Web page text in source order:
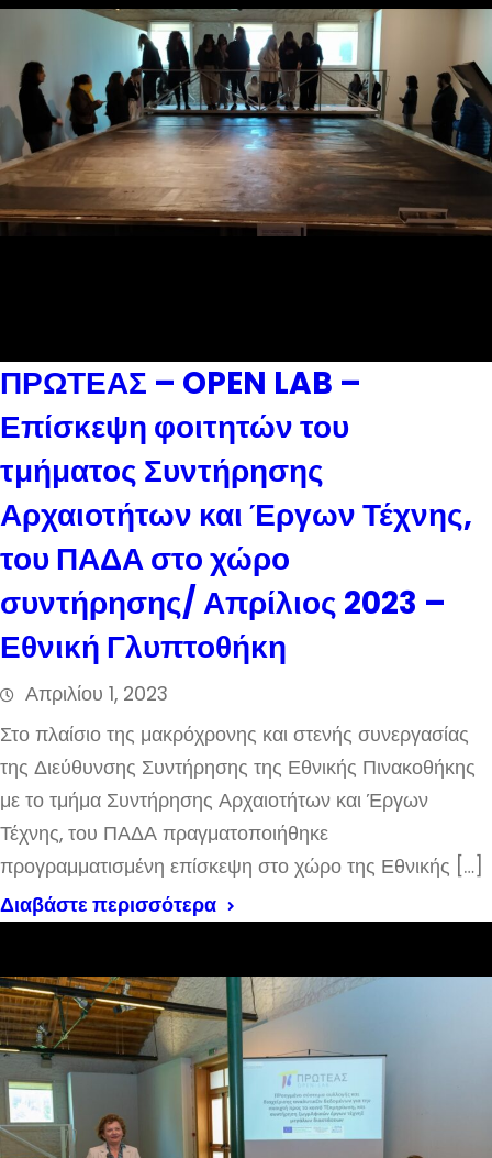
ΠΡΩΤΕΑΣ – OPEN LAB –
Επίσκεψη φοιτητών του
τμήματος Συντήρησης
Αρχαιοτήτων και Έργων Τέχνης,
του ΠΑΔΑ στο χώρο
συντήρησης/ Απρίλιος 2023 –
Εθνική Γλυπτοθήκη
Απριλίου 1, 2023
Στο πλαίσιο της μακρόχρονης και στενής συνεργασίας
της Διεύθυνσης Συντήρησης της Εθνικής Πινακοθήκης
με το τμήμα Συντήρησης Αρχαιοτήτων και Έργων
Τέχνης, του ΠΑΔΑ πραγματοποιήθηκε
προγραμματισμένη επίσκεψη στο χώρο της Εθνικής […]
Διαβάστε περισσότερα